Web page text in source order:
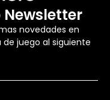
novedades en
juego al siguiente